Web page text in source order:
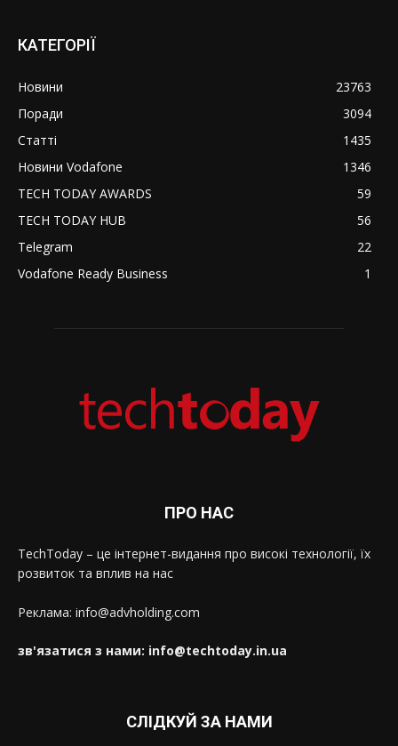
КАТЕГОРІЇ
Новини
23763
Поради
3094
Статті
1435
Новини Vodafone
1346
TECH TODAY AWARDS
59
TECH TODAY HUB
56
Telegram
22
Vodafone Ready Business
1
ПРО НАС
TechToday – це інтернет-видання про високі технології, їх
розвиток та вплив на нас
Реклама: info@advholding.com
зв'язатися з нами: info@techtoday.in.ua
СЛІДКУЙ ЗА НАМИ